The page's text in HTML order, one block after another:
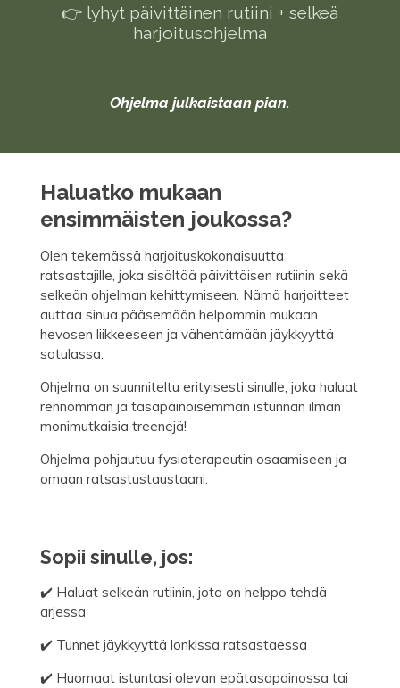
👉 lyhyt päivittäinen rutiini + selkeä
harjoitusohjelma
Ohjelma julkaistaan pian.
Haluatko mukaan
ensimmäisten joukossa?
Olen tekemässä harjoituskokonaisuutta
ratsastajille, joka sisältää päivittäisen rutiinin sekä
selkeän ohjelman kehittymiseen. Nämä harjoitteet
auttaa sinua pääsemään helpommin mukaan
hevosen liikkeeseen ja vähentämään jäykkyyttä
satulassa.
Ohjelma on suunniteltu erityisesti sinulle, joka haluat
rennomman ja tasapainoisemman istunnan ilman
monimutkaisia treenejä!
Ohjelma pohjautuu fysioterapeutin osaamiseen ja
omaan ratsastustaustaani.
Sopii sinulle, jos:
✔️ Haluat selkeän rutiinin, jota on helppo tehdä
arjessa
✔️ Tunnet jäykkyyttä lonkissa ratsastaessa
✔️ Huomaat istuntasi olevan epätasapainossa tai